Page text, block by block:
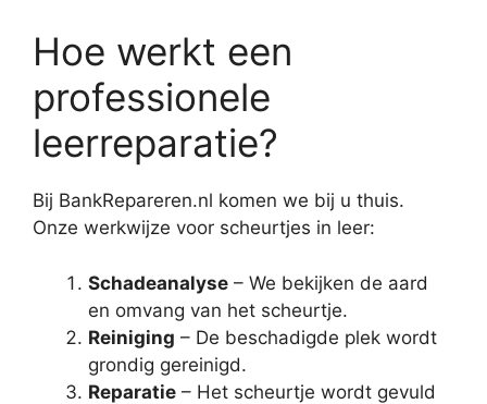
Hoe werkt een
professionele
leerreparatie?
Bij BankRepareren.nl komen we bij u thuis.
Onze werkwijze voor scheurtjes in leer:
Schadeanalyse – We bekijken de aard
en omvang van het scheurtje.
Reiniging – De beschadigde plek wordt
grondig gereinigd.
Reparatie – Het scheurtje wordt gevuld